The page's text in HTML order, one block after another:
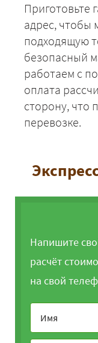
Приготовьте
адрес, чтобы
подходящую
безопасный
работаем с
оплата
сторону, что
перевозке.
Напишите
расчёт
на свой